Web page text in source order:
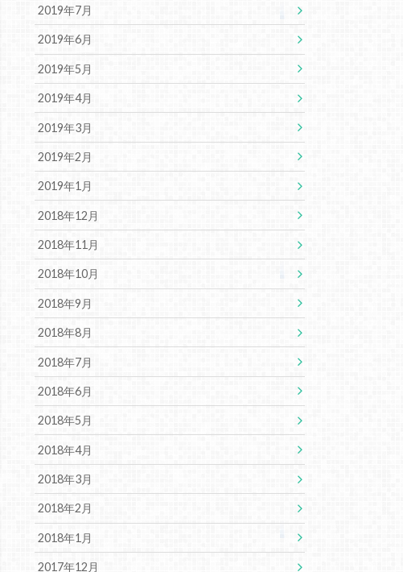
2019年7月
2019年6月
2019年5月
2019年4月
2019年3月
2019年2月
2019年1月
2018年12月
2018年11月
2018年10月
2018年9月
2018年8月
2018年7月
2018年6月
2018年5月
2018年4月
2018年3月
2018年2月
2018年1月
2017年12月